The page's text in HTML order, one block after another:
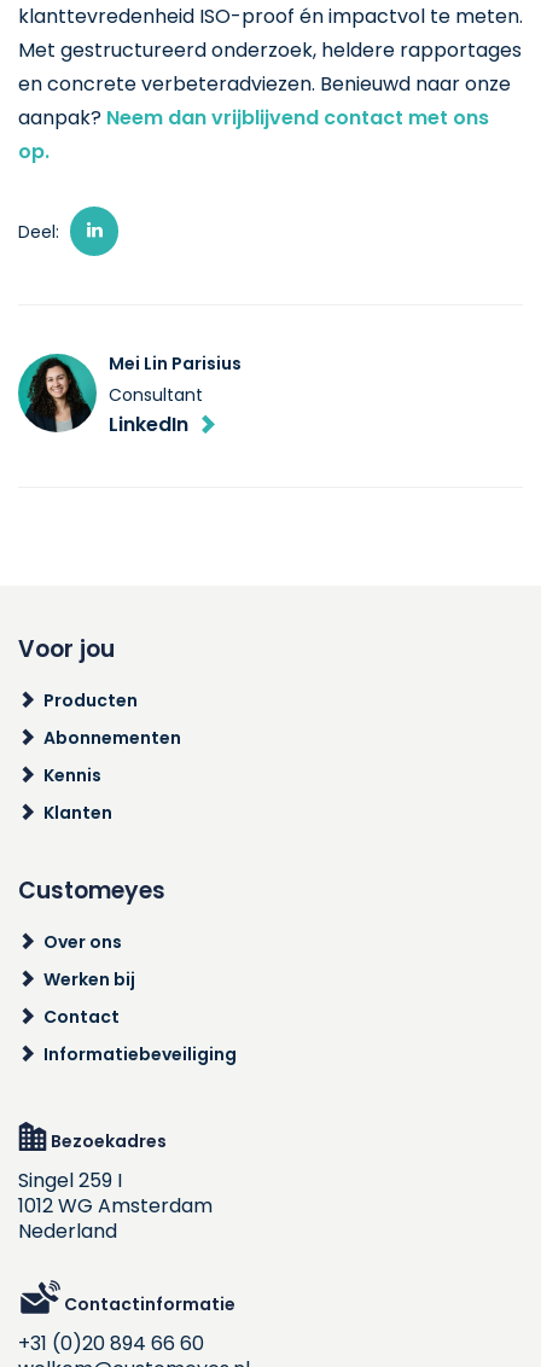
klanttevredenheid ISO-proof én impactvol te meten.
Met gestructureerd onderzoek, heldere rapportages
en concrete verbeteradviezen. Benieuwd naar onze
aanpak? Neem dan vrijblijvend contact met ons
op.
Deel:
Mei Lin Parisius
Consultant
LinkedIn
Voor jou
Producten
Abonnementen
Kennis
Klanten
Customeyes
Over ons
Werken bij
Contact
Informatiebeveiliging
Bezoekadres
Singel 259 I
1012 WG Amsterdam
Nederland
Contactinformatie
+31 (0)20 894 66 60